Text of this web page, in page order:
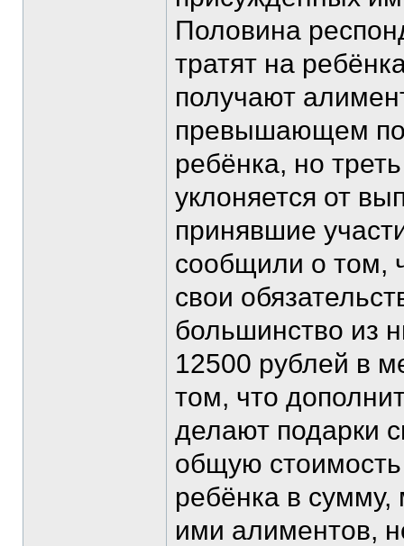
Половина
тратят на
получают
превышающем
ребёнка, но
уклоняется от
принявшие
сообщили о том,
свои
большинство из
12500 рублей в
том, что
делают подарки
общую стоимость
ребёнка в
ими алиментов,